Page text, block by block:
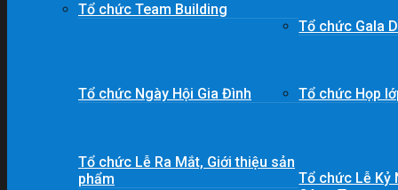
Tổ chức Team Building
Tổ chức Gala
Tổ chức Ngày Hội Gia Đình Tổ chức Họp
Tổ chức Lễ Ra Mắt, Giới thiệu sản
phẩm
Tổ chức Lễ Kỷ